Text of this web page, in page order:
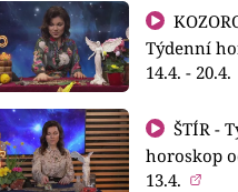
KOZOROH -
Týdenní
14.4. - 20.4.
ŠTÍR - Týdenní
horoskop
13.4.